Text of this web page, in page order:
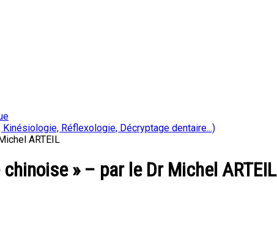
Réflexologie, Décryptage dentaire...)
ARTEIL
» – par le Dr Michel ARTEIL